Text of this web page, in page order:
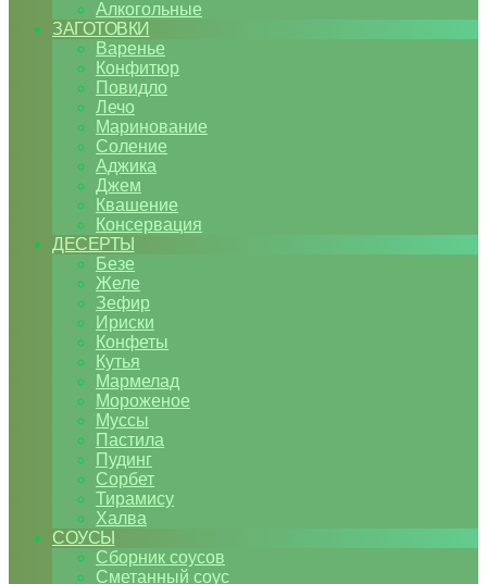
Алкогольные
ЗАГОТОВКИ
Варенье
Конфитюр
Повидло
Лечо
Маринование
Соление
Аджика
Джем
Квашение
Консервация
ДЕСЕРТЫ
Безе
Желе
Зефир
Ириски
Конфеты
Кутья
Мармелад
Мороженое
Муссы
Пастила
Пудинг
Сорбет
Тирамису
Халва
СОУСЫ
Сборник соусов
Сметанный соус